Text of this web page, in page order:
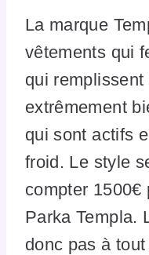
La marque
vêtements qui
qui
extrêmement
qui sont actifs
froid. Le style
compter 1500€
Parka Templa.
donc pas à